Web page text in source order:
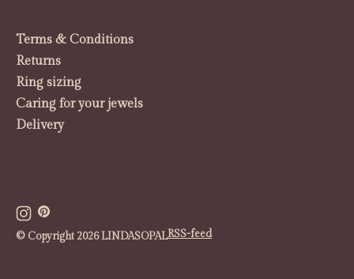
Terms & Conditions
Returns
Ring sizing
Caring for your jewels
Delivery
© Copyright 2026 LINDASOPALRSS-feed